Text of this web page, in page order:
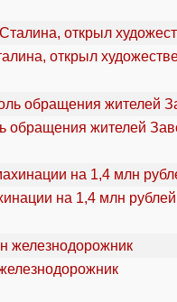
открыл
обращения жителей
на 1,4 млн рублей